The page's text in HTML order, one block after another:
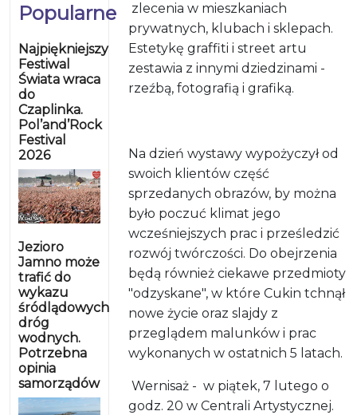
Popularne
Najpiękniejszy
Festiwal
Świata wraca
do
Czaplinka.
Pol’and’Rock
Festival
2026
Jezioro
Jamno może
trafić do
wykazu
śródlądowych
dróg
wodnych.
Potrzebna
opinia
samorządów
zlecenia w mieszkaniach
prywatnych, klubach i sklepach.
Estetykę graffiti i street artu
zestawia z innymi dziedzinami -
rzeźbą, fotografią i grafiką.
Na dzień wystawy wypożyczył od
swoich klientów część
sprzedanych obrazów, by można
było poczuć klimat jego
wcześniejszych prac i prześledzić
rozwój twórczości. Do obejrzenia
będą również ciekawe przedmioty
"odzyskane", w które Cukin tchnął
nowe życie oraz slajdy z
przeglądem malunków i prac
wykonanych w ostatnich 5 latach.
Wernisaż - w piątek, 7 lutego o
godz. 20 w Centrali Artystycznej.